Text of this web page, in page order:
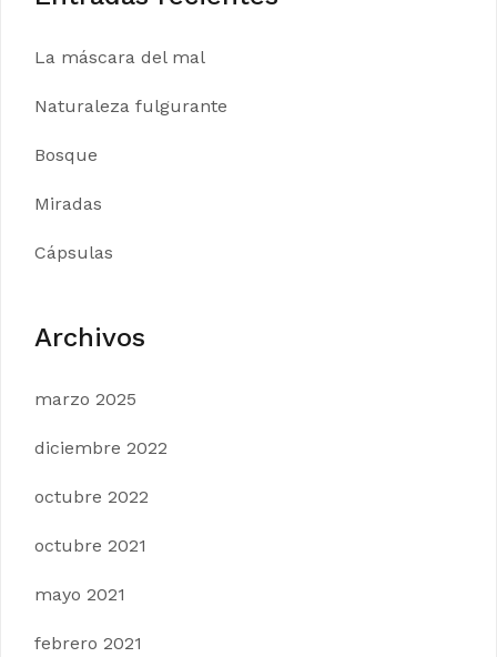
La máscara del mal
Naturaleza fulgurante
Bosque
Miradas
Cápsulas
Archivos
marzo 2025
diciembre 2022
octubre 2022
octubre 2021
mayo 2021
febrero 2021